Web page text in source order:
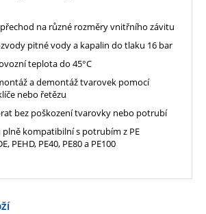
na různé rozměry vnitřního závitu
pitné vody a kapalin do tlaku 16 bar
teplota do 45°C
a demontáž tvarovek pomocí
nebo řetězu
bez poškození tvarovky nebo potrubí
kompatibilní s potrubím z PE
PEHD, PE40, PE80 a PE100